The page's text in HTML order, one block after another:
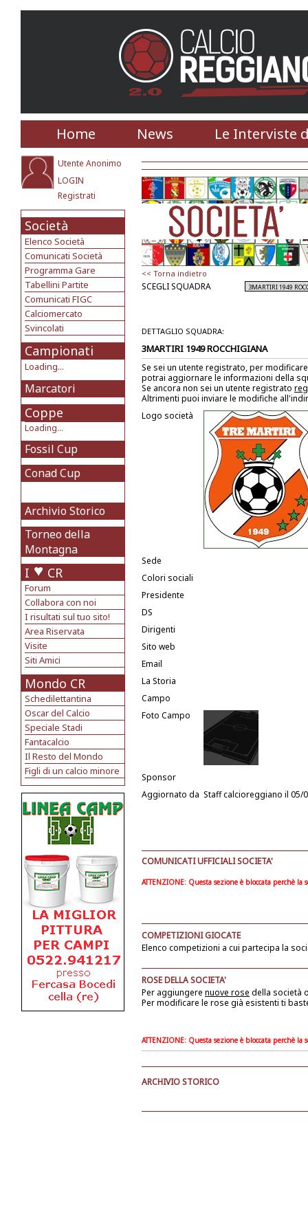
Home News Le Interviste
Utente Anonimo
LOGIN
Registrati
Società
Elenco Società
Comunicati Società
Programma Gare
Tabellini Partite
Comunicati FIGC
Calciomercato
Svincolati
Campionati
Loading...
Marcatori
Coppe
Loading...
Fossil Cup
Conad Cup
Archivio Storico
Torneo della
Montagna
I CR
Forum
Collabora con noi
I risultati sul tuo sito!
Area Riservata
Visite
Siti Amici
Mondo CR
Schedilettantina
Oscar del Calcio
Speciale Stadi
Fantacalcio
Il Resto del Mondo
Figli di un calcio minore
<< Torna indietro
SCEGLI SQUADRA
DETTAGLIO SQUADRA:
3MARTIRI 1949 ROCCHIGIANA
Se sei un utente registrato, per
potrai aggiornare le informazioni della
Se ancora non sei un utente registrato
Altrimenti puoi inviare le modifiche
Logo società
Sede
Colori sociali
Presidente
DS
Dirigenti
Sito web
Email
La Storia
Campo
Foto Campo
Sponsor
Aggiornato da Staff calcioreggiano il 05/
COMUNICATI UFFICIALI SOCIETA'
ATTENZIONE: Questa sezione è bloccata perchè
COMPETIZIONI GIOCATE
Elenco competizioni a cui partecipa la
ROSE DELLA SOCIETA'
Per aggiungere nuove rose della società
Per modificare le rose già esistenti ti
ATTENZIONE: Questa sezione è bloccata perchè
ARCHIVIO STORICO